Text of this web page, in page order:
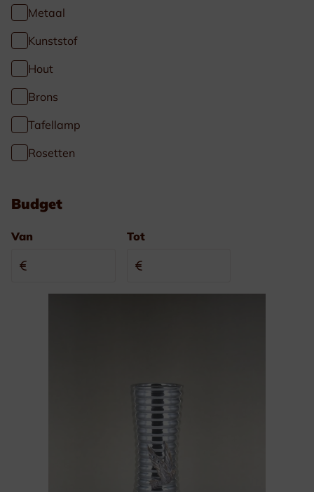
Metaal
Kunststof
Hout
Brons
Tafellamp
Rosetten
Budget
Van Tot